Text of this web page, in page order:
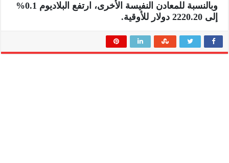
وبالنسبة للمعادن النفيسة الأخرى، ارتفع البلاديوم 0.1%
إلى 2220.20 دولار للأوقية.